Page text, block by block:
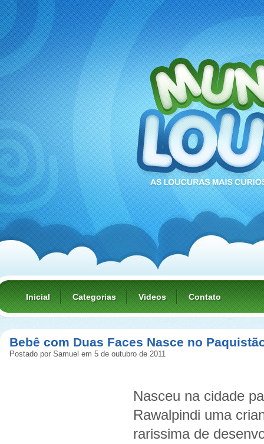
Inicial Categorias Videos Contato
Bebê com Duas Faces Nasce no
Postado por Samuel em 5 de outubro de 2011
Nasceu na cidade
Rawalpindi uma
rarissima de